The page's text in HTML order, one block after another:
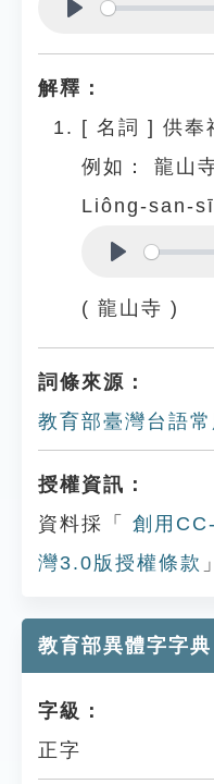
解釋：
[ 名詞 ] 供奉
例如：
龍山
Liông-san-sī
( 龍山寺 )
詞條來源：
教育部臺灣台語
授權資訊：
資料採「
創用
灣3.0版授權條款
教育部異體字字典
字級：
正字